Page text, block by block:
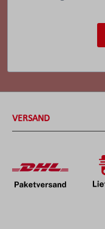
VERSAND